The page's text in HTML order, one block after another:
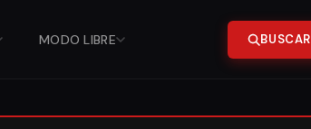
MODO LIBRE BUSCAR